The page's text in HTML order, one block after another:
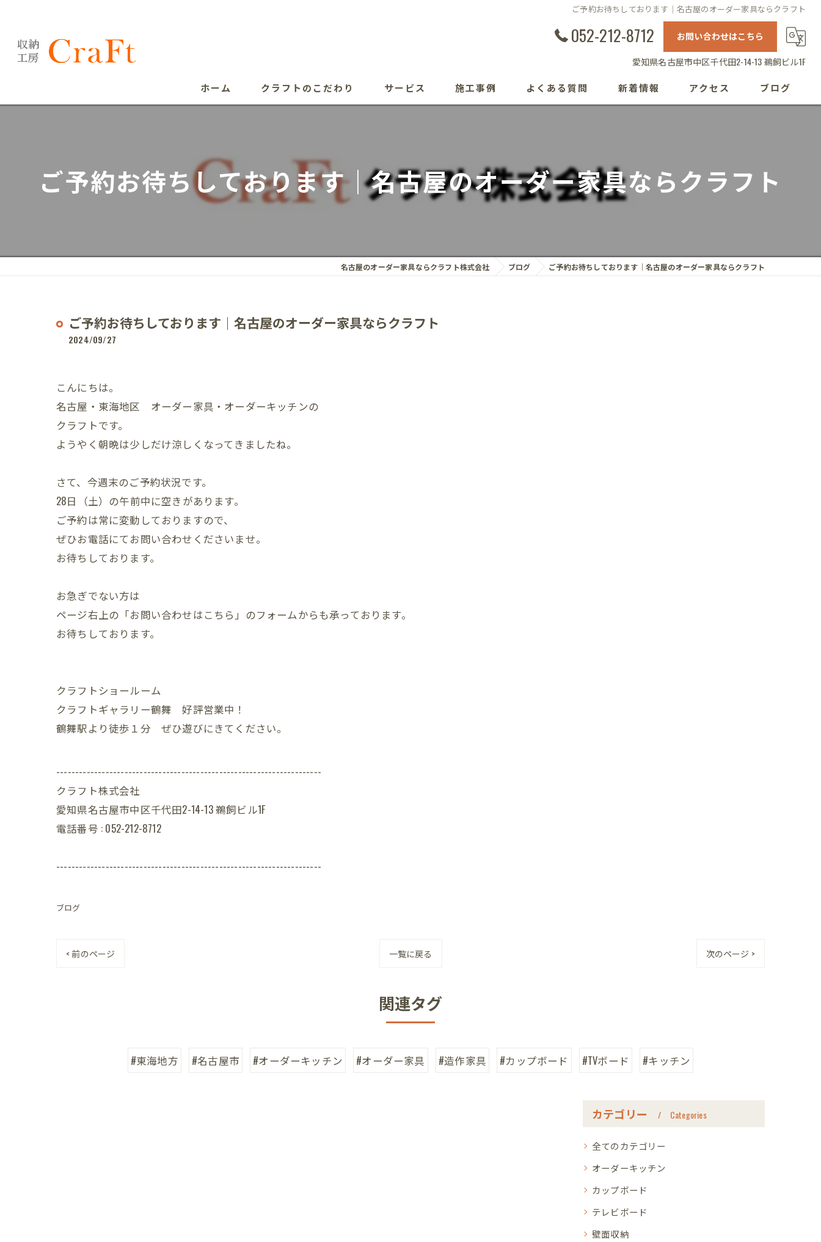
ご予約お待ちしております｜名古屋のオーダー家具ならクラフト
052-212-8712
お問い合わせはこちら
愛知県名古屋市中区千代田2-14-13 鵜飼ビル1F
ホーム クラフトのこだわり サービス 施工事例 よくある質問 新着情報 アクセス ブログ
ご予約お待ちしております｜名古屋のオーダー家具ならクラフト
名古屋のオーダー家具ならクラフト株式会社 ブログ ご予約お待ちしております｜名古屋のオーダー家具ならクラフト
ご予約お待ちしております｜名古屋のオーダー家具ならクラフト
2024/09/27
こんにちは。
名古屋・東海地区 オーダー家具・オーダーキッチンの
クラフトです。
ようやく朝晩は少しだけ涼しくなってきましたね。
さて、今週末のご予約状況です。
28日（土）の午前中に空きがあります。
ご予約は常に変動しておりますので、
ぜひお電話にてお問い合わせくださいませ。
お待ちしております。
お急ぎでない方は
ページ右上の「お問い合わせはこちら」のフォームからも承っております。
お待ちしております。
クラフトショールーム
クラフトギャラリー鶴舞 好評営業中！
鶴舞駅より徒歩１分 ぜひ遊びにきてください。
----------------------------------------------------------------------
クラフト株式会社
愛知県名古屋市中区千代田2-14-13 鵜飼ビル1F
電話番号 : 052-212-8712
----------------------------------------------------------------------
ブログ
< 前のページ 一覧に戻る 次のページ >
関連タグ
#東海地方 #名古屋市 #オーダーキッチン #オーダー家具 #造作家具 #カップボード #TVボード #キッチン
カテゴリー Categories
全てのカテゴリー
オーダーキッチン
カップボード
テレビボード
壁面収納